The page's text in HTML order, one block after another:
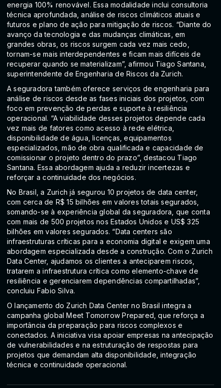
energia 100% renovável. Essa modalidade inclui consultoria
técnica aprofundada, análise de riscos climáticos atuais e
futuros e plano de ação para mitigação de riscos. “Diante do
avanço da tecnologia e das mudanças climáticas, em
grandes obras, os riscos surgem cada vez mais cedo,
tornam-se mais interdependentes e ficam mais difíceis de
recuperar quando se materializam”, afirmou Tiago Santana,
superintendente de Engenharia de Riscos da Zurich.
A seguradora também oferece serviços de engenharia para
análise de riscos desde as fases iniciais dos projetos, com
foco em prevenção de perdas e suporte à resiliência
operacional. “A viabilidade desses projetos depende cada
vez mais de fatores como acesso à rede elétrica,
disponibilidade de água, licenças, equipamentos
especializados, mão de obra qualificada e capacidade de
comissionar o projeto dentro do prazo”, destacou Tiago
Santana. Essa abordagem ajuda a reduzir incertezas e
reforçar a continuidade dos negócios.
No Brasil, a Zurich já segurou 10 projetos de data center,
com cerca de R$ 15 bilhões em valores totais segurados,
somando-se à experiência global da seguradora, que conta
com mais de 500 projetos nos Estados Unidos e US$ 325
bilhões em valores segurados. “Data centers são
infraestruturas críticas para a economia digital e exigem uma
abordagem especializada desde a construção. Com o Zurich
Data Center, ajudamos os clientes a anteciparem riscos,
tratarem a infraestrutura crítica como elemento-chave de
resiliência e gerenciarem dependências compartilhadas”,
concluiu Fabio Silva.
O lançamento do Zurich Data Center no Brasil integra a
campanha global Meet Tomorrow Prepared, que reforça a
importância da preparação para riscos complexos e
conectados. A iniciativa visa apoiar empresas na antecipação
de vulnerabilidades e na estruturação de respostas para
projetos que demandam alta disponibilidade, integração
técnica e continuidade operacional.